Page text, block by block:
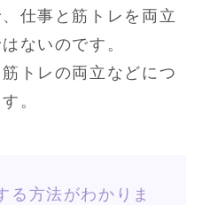
仕事と筋トレを両立
ないのです。
トレの両立などにつ
。
る方法がわかりま